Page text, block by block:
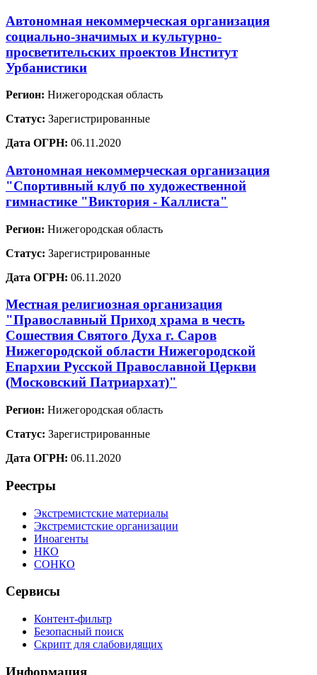
Автономная некоммерческая организация
социально-значимых и культурно-
просветительских проектов Институт
Урбанистики
Регион: Нижегородская область
Статус: Зарегистрированные
Дата ОГРН: 06.11.2020
Автономная некоммерческая организация
"Спортивный клуб по художественной
гимнастике "Виктория - Каллиста"
Регион: Нижегородская область
Статус: Зарегистрированные
Дата ОГРН: 06.11.2020
Местная религиозная организация
"Православный Приход храма в честь
Сошествия Святого Духа г. Саров
Нижегородской области Нижегородской
Епархии Русской Православной Церкви
(Московский Патриархат)"
Регион: Нижегородская область
Статус: Зарегистрированные
Дата ОГРН: 06.11.2020
Реестры
Экстремистские материалы
Экстремистские организации
Иноагенты
НКО
СОНКО
Сервисы
Контент-фильтр
Безопасный поиск
Скрипт для слабовидящих
Информация